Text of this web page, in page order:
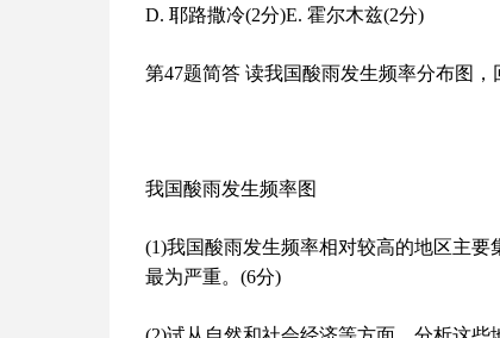
D. 耶路撒冷(2分)E. 霍尔木兹(2分)
第47题简答 读我国酸雨发生频率分布图，
我国酸雨发生频率图
(1)我国酸雨发生频率相对较高的地区主要
最为严重。(6分)